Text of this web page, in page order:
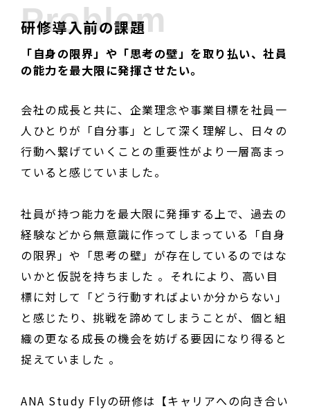
Problem
研修導入前の課題
「自身の限界」や「思考の壁」を取り払い、社員
の能力を最大限に発揮させたい。
会社の成長と共に、企業理念や事業目標を社員一
人ひとりが「自分事」として深く理解し、日々の
行動へ繋げていくことの重要性がより一層高まっ
ていると感じていました。
社員が持つ能力を最大限に発揮する上で、過去の
経験などから無意識に作ってしまっている「自身
の限界」や「思考の壁」が存在しているのではな
いかと仮説を持ちました 。それにより、高い目
標に対して「どう行動すればよいか分からない」
と感じたり、挑戦を諦めてしまうことが、個と組
織の更なる成長の機会を妨げる要因になり得ると
捉えていました 。
ANA Study Flyの研修は【キャリアへの向き合い